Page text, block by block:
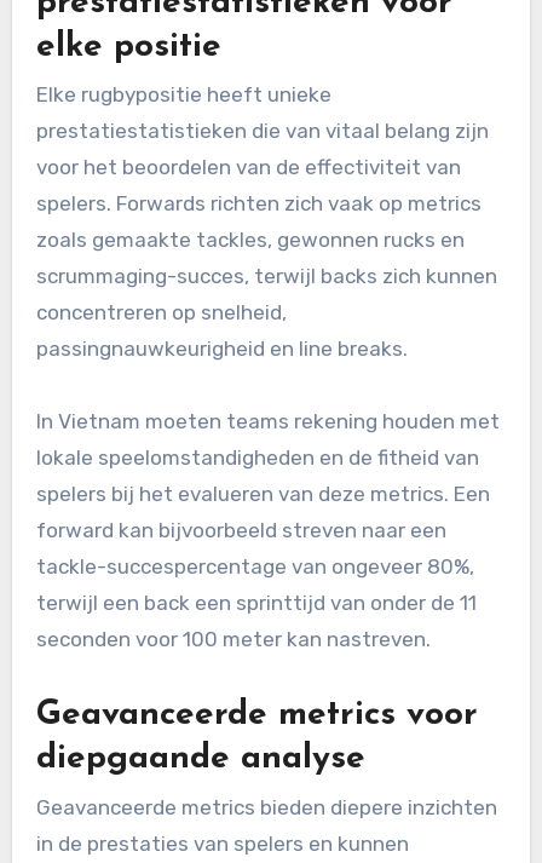
eigenschappen, technische vaardigheden en
wedstrijdspecifieke statistieken omvatten die
per positie variëren.
Essentiële
prestatiestatistieken voor
elke positie
Elke rugbypositie heeft unieke
prestatiestatistieken die van vitaal belang zijn
spelers. Forwards richten zich vaak op metrics
zoals gemaakte tackles, gewonnen rucks en
scrummaging-succes, terwijl backs zich kunnen
concentreren op snelheid,
passingnauwkeurigheid en line breaks.
In Vietnam moeten teams rekening houden met
spelers bij het evalueren van deze metrics. Een
forward kan bijvoorbeeld streven naar een
tackle-succespercentage van ongeveer 80%,
terwijl een back een sprinttijd van onder de 11
seconden voor 100 meter kan nastreven.